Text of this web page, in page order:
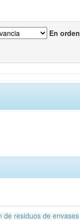
En orden
de residuos de envases